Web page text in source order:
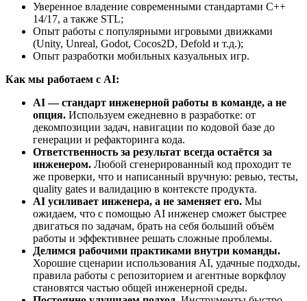
Уверенное владение современными стандартами С++
14/17, а также STL;
Опыт работы с популярными игровыми движками
(Unity, Unreal, Godot, Cocos2D, Defold и т.д.);
Опыт разработки мобильных казуальных игр.
Как мы работаем с AI:
AI — стандарт инженерной работы в команде, а не
опция. Используем ежедневно в разработке: от
декомпозиции задач, навигации по кодовой базе до
генерации и рефакторинга кода.
Ответственность за результат всегда остаётся за
инженером. Любой сгенерированный код проходит те
же проверки, что и написанный вручную: ревью, тесты,
quality gates и валидацию в контексте продукта.
AI усиливает инженера, а не заменяет его. Мы
ожидаем, что с помощью AI инженер сможет быстрее
двигаться по задачам, брать на себя больший объём
работы и эффективнее решать сложные проблемы.
Делимся рабочими практиками внутри команды.
Хорошие сценарии использования AI, удачные подходы,
правила работы с репозиторием и агентные воркфлоу
становятся частью общей инженерной среды.